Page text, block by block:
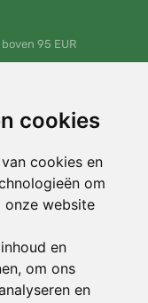
cookies
cookies en
om
website
en
om ons
en
95 EUR
binnen 90
Lees meer Over